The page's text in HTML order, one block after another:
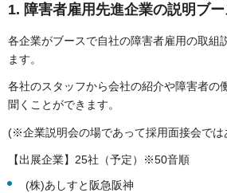
1. 障害者雇用先進企業の説明ブ
各企業がブースで自社の障害者雇用の取組
ます。
各社のスタッフから会社の紹介や障害者の
聞くことができます。
(※企業説明会の場であって採用面接会では
【出展企業】25社（予定）※50音順
(株)あしすと阪急阪神